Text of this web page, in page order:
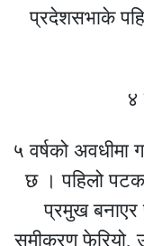
प्रदेशसभाके
४
५ वर्षको
छ । पहिलो
प्रमुख बनाएर
समीकरण फेरियो,